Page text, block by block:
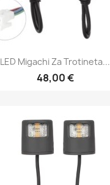
LED Migachi Za Trotineta...
48,00 €